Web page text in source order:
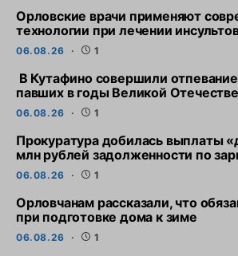
Орловские врачи применяют
технологии при лечении
06.08.26 1
В Кутафино совершили
павших в годы Великой
06.08.26 1
Прокуратура добилась выплаты
млн рублей задолженности по
06.08.26 1
Орловчанам рассказали, что
при подготовке дома к зиме
06.08.26 1